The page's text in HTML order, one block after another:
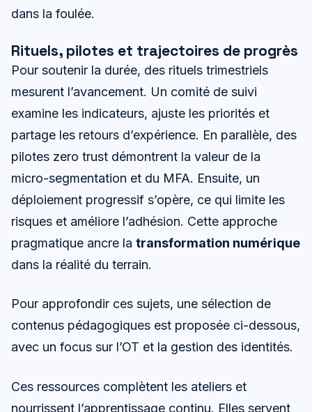
dans la foulée.
Rituels, pilotes et trajectoires de progrès
Pour soutenir la durée, des rituels trimestriels
mesurent l’avancement. Un comité de suivi
examine les indicateurs, ajuste les priorités et
partage les retours d’expérience. En parallèle, des
pilotes zero trust démontrent la valeur de la
micro-segmentation et du MFA. Ensuite, un
déploiement progressif s’opère, ce qui limite les
risques et améliore l’adhésion. Cette approche
pragmatique ancre la transformation numérique
dans la réalité du terrain.
Pour approfondir ces sujets, une sélection de
contenus pédagogiques est proposée ci-dessous,
avec un focus sur l’OT et la gestion des identités.
Ces ressources complètent les ateliers et
nourrissent l’apprentissage continu. Elles servent